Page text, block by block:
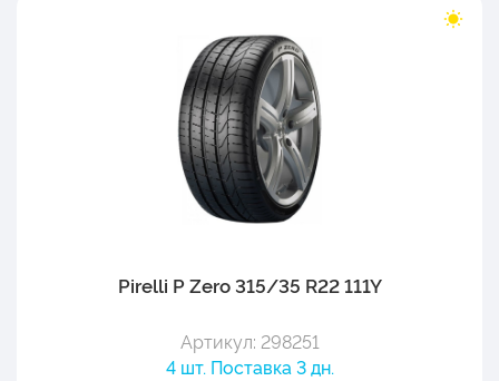
Pirelli P Zero 315/35 R22 111Y
Артикул: 298251
4 шт. Поставка 3 дн.